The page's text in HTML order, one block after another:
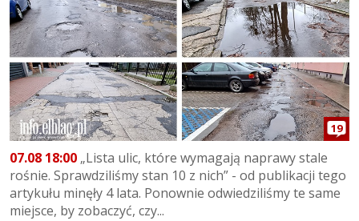
19
07.08 18:00 „Lista ulic, które wymagają naprawy stale
rośnie. Sprawdziliśmy stan 10 z nich” - od publikacji tego
artykułu minęły 4 lata. Ponownie odwiedziliśmy te same
miejsce, by zobaczyć, czy...